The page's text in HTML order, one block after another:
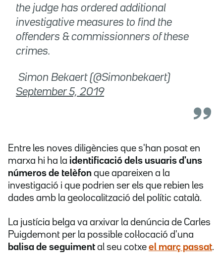
the judge has ordered additional
investigative measures to find the
offenders & commissionners of these
crimes.
 Simon Bekaert (@Simonbekaert)
September 5, 2019
Entre les noves diligències que s'han posat en
marxa hi ha la identificació dels usuaris d'uns
números de telèfon que apareixen a la
investigació i que podrien ser els que rebien les
dades amb la geolocalització del polític català.
La justícia belga va arxivar la denúncia de Carles
Puigdemont per la possible col·locació d'una
balisa de seguiment al seu cotxe el març passat.